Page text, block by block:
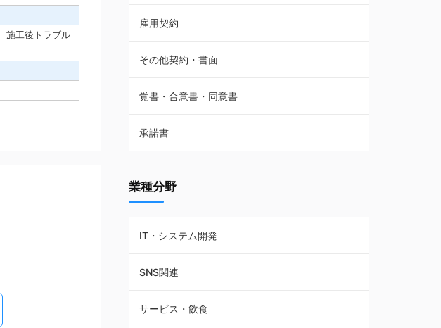
施工後トラブル
株主総会議事録・関連書類
請負契約
フランチャイズ契約
賃貸借契約
雇用契約
その他契約・書面
覚書・合意書・同意書
承諾書
業種分野
IT・システム開発
SNS関連
サービス・飲食